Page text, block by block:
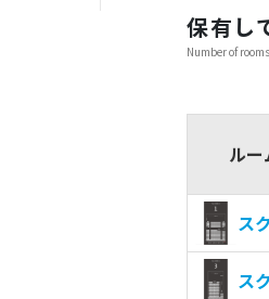
保有し
Number of rooms
ルー
ス
ス